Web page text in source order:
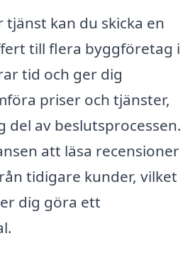
tjänst kan du skicka en
till flera byggföretag i
tid och ger dig
priser och tjänster,
del av beslutsprocessen.
att läsa recensioner
tidigare kunder, vilket
dig göra ett